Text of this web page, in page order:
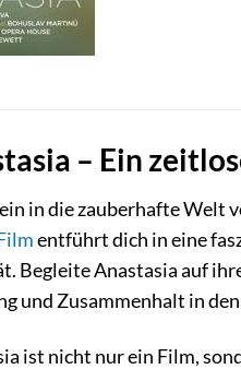
– Ein
in die zauberhafte Welt
entführt dich in eine
Begleite Anastasia auf
und Zusammenhalt in
ist nicht nur ein Film,